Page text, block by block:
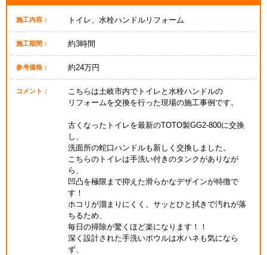
施工内容： トイレ、水栓ハンドルリフォーム
施工期間： 約3時間
参考価格： 約24万円
コメント：
こちらは土岐市内でトイレと水栓ハンドルの
リフォームを交換を行った現場の施工事例です。
古くなったトイレを最新のTOTO製GG2-800に交換
し、
洗面所の蛇口ハンドルも新しく交換しました。
こちらのトイレは手洗い付きのタンクがありなが
ら、
凹凸を極限まで抑えた滑らかなデザインが特徴で
す！
ホコリが溜まりにくく、サッとひと拭きで汚れが落
ちるため、
毎日の掃除が驚くほど楽になります！！
深く設計された手洗いボウルは水ハネも気になら
ず、